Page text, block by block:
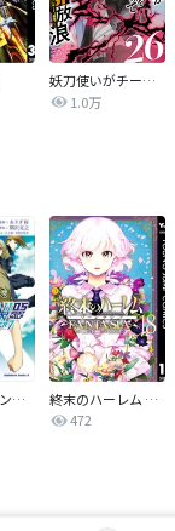
妖刀使いがチートスキルをもって異世界放浪 ～生まれ持ったチートは最強！！～
1.0万
新機動戦記ガンダムW 0．5 PREVENTER-7
終末のハーレム ファンタジア セミカラー版
472